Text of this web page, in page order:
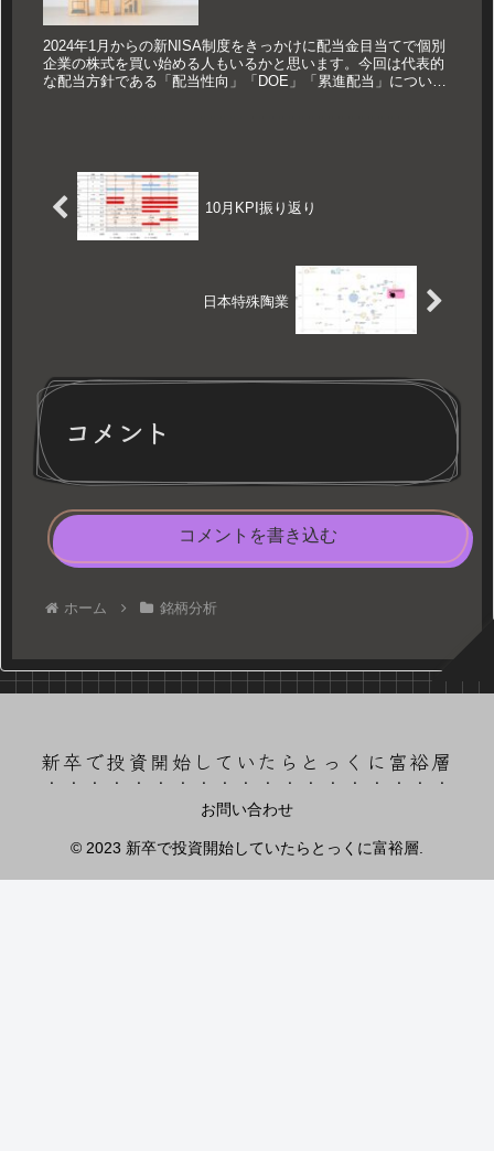
2024年1月からの新NISA制度をきっかけに配当金目当てで個別
企業の株式を買い始める人もいるかと思います。今回は代表的
な配当方針である「配当性向」「DOE」「累進配当」について
10月KPI振り返り
日本特殊陶業
コメント
コメントを書き込む
ホーム 銘柄分析
新卒で投資開始していたらとっくに富裕層
お問い合わせ
© 2023 新卒で投資開始していたらとっくに富裕層.